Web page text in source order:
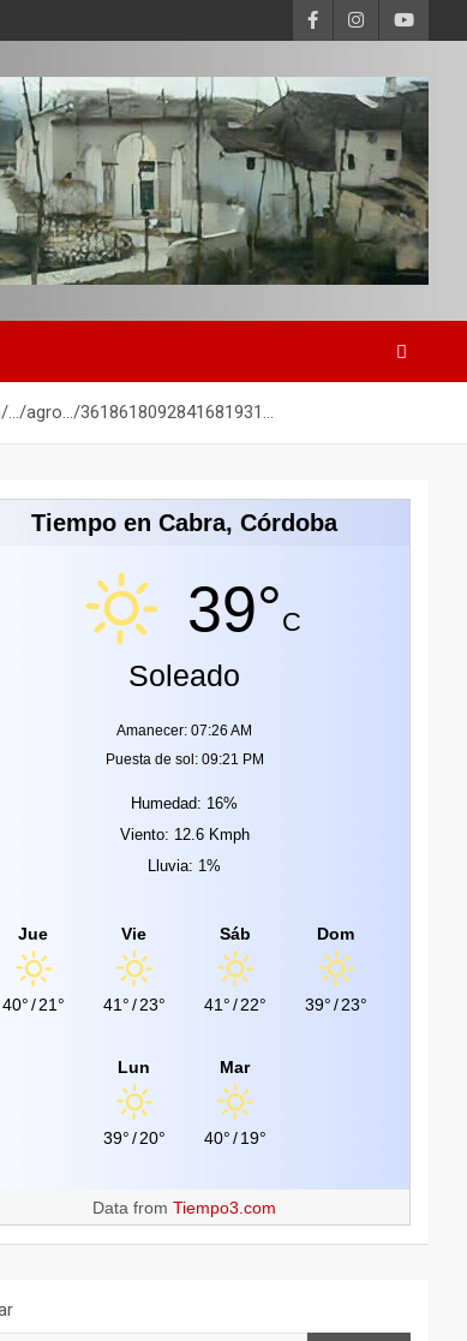
…/agro…/3618618092841681931…
Tiempo en Cabra, Córdoba
39°C
Soleado
Amanecer: 07:26 AM
Puesta de sol: 09:21 PM
Humedad: 16%
Viento: 12.6 Kmph
Lluvia: 1%
Jue
40°/ 21°
Vie
41°/ 23°
Sáb
41°/ 22°
Dom
39°/ 23°
Lun
39°/ 20°
Mar
40°/ 19°
Data fromTiempo3.com